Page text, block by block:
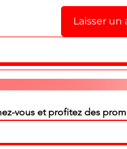
Laisser un
vous et profitez des